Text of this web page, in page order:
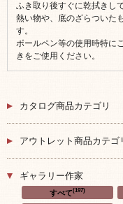
ふき取り後すぐに乾拭きし
熱い物や、底のざらついた
す。
ボールペン等の使用時特に
きをご使用ください。
カタログ商品カテゴリ
アウトレット商品カテゴ
ギャラリー作家
すべて(197)